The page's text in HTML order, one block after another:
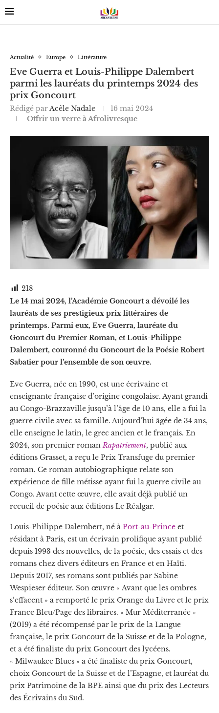
Actualité Europe Littérature
Eve Guerra et Louis-Philippe Dalembert
parmi les lauréats du printemps 2024 des
prix Goncourt
Rédigé parAcèle Nadale
16 mai 2024
Offrir un verre à Afrolivresque
218
Le 14 mai 2024, l’Académie Goncourt a dévoilé les
lauréats de ses prestigieux prix littéraires de
printemps. Parmi eux, Eve Guerra, lauréate du
Goncourt du Premier Roman, et Louis-Philippe
Dalembert, couronné du Goncourt de la Poésie Robert
Sabatier pour l’ensemble de son œuvre.
Eve Guerra, née en 1990, est une écrivaine et
enseignante française d’origine congolaise. Ayant grandi
au Congo-Brazzaville jusqu’à l’âge de 10 ans, elle a fui la
guerre civile avec sa famille. Aujourd’hui âgée de 34 ans,
elle enseigne le latin, le grec ancien et le français. En
2024, son premier romanRapatriement, publié aux
éditions Grasset, a reçu le Prix Transfuge du premier
roman. Ce roman autobiographique relate son
expérience de fille métisse ayant fui la guerre civile au
Congo. Avant cette œuvre, elle avait déjà publié un
recueil de poésie aux éditions Le Réalgar.
Louis-Philippe Dalembert, né à Port-au-Prince et
résidant à Paris, est un écrivain prolifique ayant publié
depuis 1993 des nouvelles, de la poésie, des essais et des
romans chez divers éditeurs en France et en Haïti.
Depuis 2017, ses romans sont publiés par Sabine
Wespieser éditeur. Son œuvre « Avant que les ombres
s’effacent » a remporté le prix Orange du Livre et le prix
France Bleu/Page des libraires. « Mur Méditerranée »
(2019) a été récompensé par le prix de la Langue
française, le prix Goncourt de la Suisse et de la Pologne,
et a été finaliste du prix Goncourt des lycéens.
« Milwaukee Blues » a été finaliste du prix Goncourt,
choix Goncourt de la Suisse et de l’Espagne, et lauréat du
prix Patrimoine de la BPE ainsi que du prix des Lecteurs
des Écrivains du Sud.